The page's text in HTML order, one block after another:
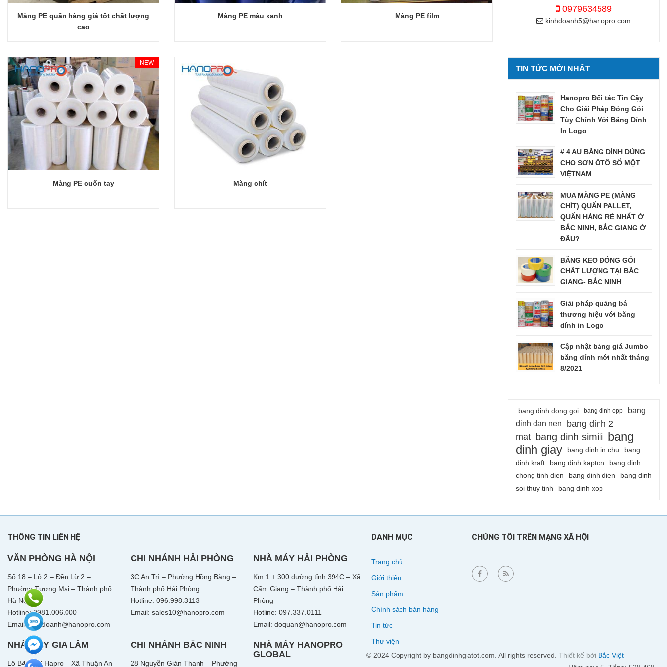
Giỏ hàng
Màng PE quấn hàng giá tốt chất lượng
cao
Giỏ hàng
Màng PE màu xanh Giỏ hàng
Màng PE film
Giỏ hàng
NEW
Màng PE cuốn tay Giỏ hàng
Màng chít
0979634589
kinhdoanh5@hanopro.com
TIN TỨC MỚI NHẤT
Hanopro Đối tác Tin Cậy
Cho Giải Pháp Đóng Gói
Tùy Chỉnh Với Băng Dính
In Logo
# 4 AU BĂNG DÍNH DÙNG
CHO SƠN ÔTÔ SỐ MỘT
VIỆTNAM
MUA MÀNG PE (MÀNG
CHÍT) QUẤN PALLET,
QUẤN HÀNG RẺ NHẤT Ở
BẮC NINH, BẮC GIANG Ở
ĐÂU?
BĂNG KEO ĐÓNG GÓI
CHẤT LƯỢNG TẠI BẮC
GIANG- BẮC NINH
Giải pháp quảng bá
thương hiệu với băng
dính in Logo
Cập nhật bảng giá Jumbo
băng dính mới nhất tháng
8/2021
bang dinh dong goi bang dinh opp
bang
dinh dan nen
bang dinh 2
mat
bang dinh simili bang
dinh giay
bang dinh in chu
bang
dinh kraft
bang dinh kapton
bang dinh
chong tinh dien
bang dinh dien
bang dinh
soi thuy tinh
bang dinh xop
THÔNG TIN LIÊN HỆ
VĂN PHÒNG HÀ NỘI
Số 18 – Lô 2 – Đền Lừ 2 –
Phường Tương Mai – Thành phố
Hà Nội
Hotline: 0981.006.000
Email: kinhdoanh@hanopro.com
CHI NHÁNH HẢI PHÒNG
3C An Trì – Phường Hồng Bàng –
Thành phố Hải Phòng
Hotline: 096.998.3113
Email: sales10@hanopro.com
NHÀ MÁY HẢI PHÒNG
Km 1 + 300 đường tỉnh 394C – Xã
Cẩm Giang – Thành phố Hải
Phòng
Hotline: 097.337.0111
Email: doquan@hanopro.com
NHÀ MÁY GIA LÂM
Lô B4 KCN Hapro – Xã Thuận An
CHI NHÁNH BẮC NINH
28 Nguyễn Giản Thanh – Phường
NHÀ MÁY HANOPRO
GLOBAL
DANH MỤC
Trang chủ
Giới thiệu
Sản phẩm
Chính sách bán hàng
Tin tức
Thư viện
CHÚNG TÔI TRÊN MẠNG XÃ HỘI
© 2024 Copyright by bangdinhgiatot.com. All rights reserved. Thiết kế bởi Bắc Việt